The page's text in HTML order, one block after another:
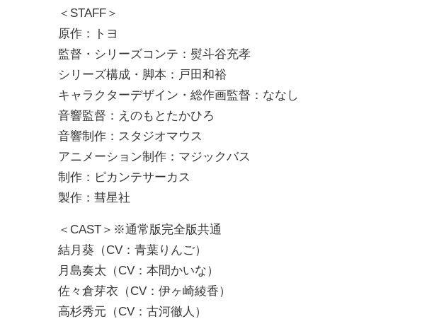
＜STAFF＞
原作：トヨ
監督・シリーズコンテ：熨斗谷充孝
シリーズ構成・脚本：戸田和裕
キャラクターデザイン・総作画監督：ななし
音響監督：えのもとたかひろ
音響制作：スタジオマウス
アニメーション制作：マジックバス
制作：ピカンテサーカス
製作：彗星社
＜CAST＞※通常版完全版共通
結月葵（CV：青葉りんご）
月島奏太（CV：本間かいな）
佐々倉芽衣（CV：伊ヶ崎綾香）
高杉秀元（CV：古河徹人）